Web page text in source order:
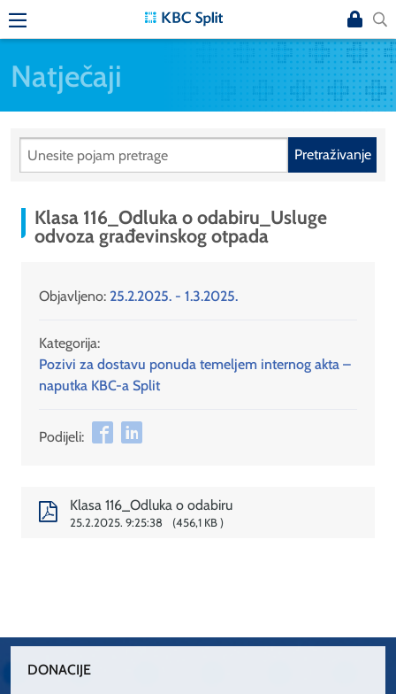
Natječaji
Pretraživanje
Klasa 116_Odluka o odabiru_Usluge
odvoza građevinskog otpada
Objavljeno: 25.2.2025. - 1.3.2025.
Kategorija:
Pozivi za dostavu ponuda temeljem internog akta –
naputka KBC-a Split
Podijeli:
Klasa 116_Odluka o odabiru
25.2.2025. 9:25:38 456,1 KB
DONACIJE